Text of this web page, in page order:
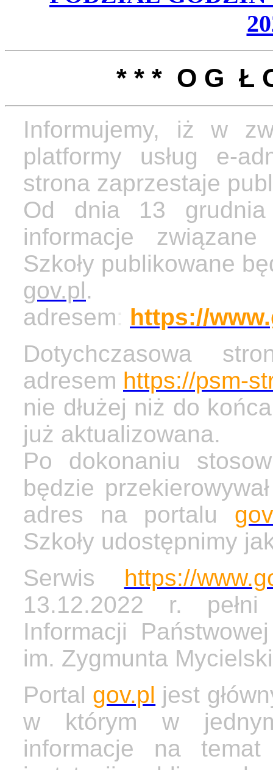
* * * O G Ł
Informujemy, iż w
platformy usług e-
strona zaprzestaje
Od dnia 13
informacje
Szkoły publikowane
gov.pl.
adresem
https://
Dotychczasowa
adresem https://psm-
nie dłużej niż do
już aktualizowana.
Po dokonaniu
będzie
adres na portalu
Szkoły udostępnimy
Serwis
https://
13.12.2022 r.
Informacji
im. Zygmunta
Portal gov.pl jest
w którym w
informacje na